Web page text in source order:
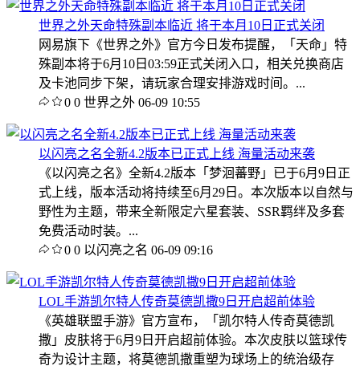
世界之外天命特殊副本临近 将于本月10日正式关闭
网易旗下《世界之外》官方今日发布提醒，「天命」特
殊副本将于6月10日03:59正式关闭入口，相关兑换商店
及卡池同步下架，请玩家合理安排游戏时间。...
0 0 世界之外 06-09 10:55
以闪亮之名全新4.2版本已正式上线 海量活动来袭
《以闪亮之名》全新4.2版本「梦洄蕃野」已于6月9日正
式上线，版本活动将持续至6月29日。本次版本以自然与
野性为主题，带来全新限定六星套装、SSR羁绊及多套
免费活动时装。...
0 0 以闪亮之名 06-09 09:16
LOL手游凯尔特人传奇莫德凯撒9日开启超前体验
《英雄联盟手游》官方宣布，「凯尔特人传奇莫德凯
撒」皮肤将于6月9日开启超前体验。本次皮肤以篮球传
奇为设计主题，将莫德凯撒重塑为球场上的统治级存